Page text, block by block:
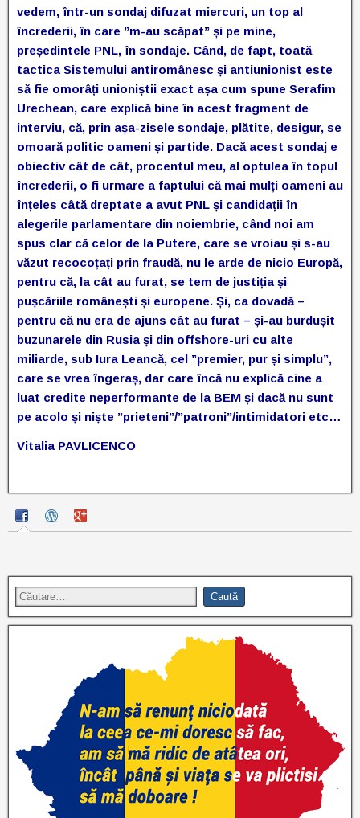
vedem, într-un sondaj difuzat miercuri, un top al
încrederii, în care ”m-au scăpat” și pe mine,
președintele PNL, în sondaje. Când, de fapt, toată
tactica Sistemului antiromânesc și antiunionist este
să fie omorâți unioniștii exact așa cum spune Serafim
Urechean, care explică bine în acest fragment de
interviu, că, prin așa-zisele sondaje, plătite, desigur, se
omoară politic oameni și partide. Dacă acest sondaj e
obiectiv cât de cât, procentul meu, al optulea în topul
încrederii, o fi urmare a faptului că mai mulți oameni au
înțeles câtă dreptate a avut PNL și candidații în
alegerile parlamentare din noiembrie, când noi am
spus clar că celor de la Putere, care se vroiau și s-au
văzut recocoțați prin fraudă, nu le arde de nicio Europă,
pentru că, la cât au furat, se tem de justiția și
pușcăriile românești și europene. Și, ca dovadă –
pentru că nu era de ajuns cât au furat – și-au burdușit
buzunarele din Rusia și din offshore-uri cu alte
miliarde, sub Iura Leancă, cel ”premier, pur și simplu”,
care se vrea îngeraș, dar care încă nu explică cine a
luat credite neperformante de la BEM și dacă nu sunt
pe acolo și niște ”prieteni”/”patroni”/intimidatori etc…
Vitalia PAVLICENCO